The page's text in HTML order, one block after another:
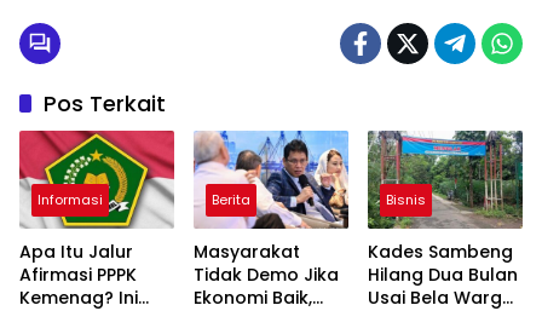
Pos Terkait
Informasi
Apa Itu Jalur
Afirmasi PPPK
Kemenag? Ini
Berita
Masyarakat
Tidak Demo Jika
Ekonomi Baik,
Bisnis
Kades Sambeng
Hilang Dua Bulan
Usai Bela Warga